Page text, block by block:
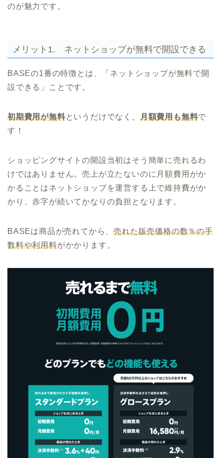
のが魅力です。
メリット1. ネットショップが無料で開設できる
BASEの1番の特徴とは、「ネットショップが無料で開
設できる」ことです。
初期費用が無料というだけでなく、 月額費用も無料で
す！
ショッピングサイトの開設当初はそう簡単に売れるわ
けではありません。売上が立たないのに月額費用がか
かることはネットショップを運営する上で維持費がか
かり、赤字が続いてかなりの負担となります。
BASEは商品が売れてから、売れた販売価格の数％の手
数料や利用料がかかります。